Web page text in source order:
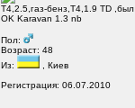
Т4,2.5,газ-бенз,Т4,1.9 TD ,был
OK Karavan 1.3 nb
Пол:
Возраст: 48
Из:
, Киев
Регистрация: 06.07.2010